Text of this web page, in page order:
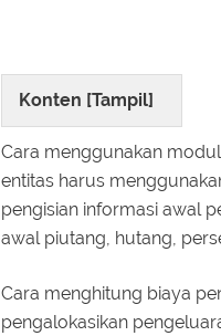
Konten [Tampil]
Cara menggunakan
entitas harus
pengisian informasi awal
awal piutang, hutang,
Cara menghitung biaya
pengalokasikan